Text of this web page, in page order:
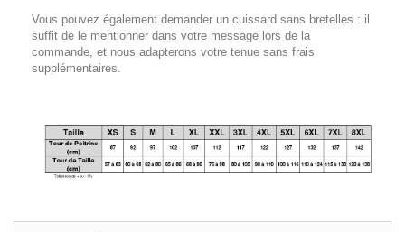
Vous pouvez également demander un cuissard sans bretelles : il
suffit de le mentionner dans votre message lors de la
commande, et nous adapterons votre tenue sans frais
supplémentaires.